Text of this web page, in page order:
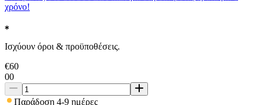
χρόνο!
Ισχύουν όροι & προϋποθέσεις.
€60
00
Παράδοση 4-9 ημέρες